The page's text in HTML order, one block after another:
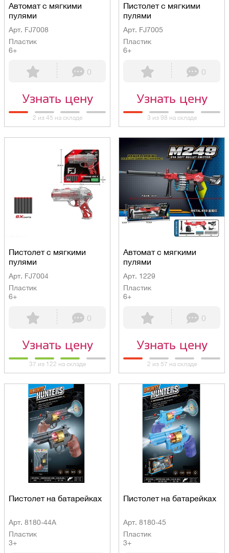
Автомат с мягкими
пулями
Арт. FJ7008
Пластик
6+
0
Узнать цену
2 из 45 на складе
Пистолет с мягкими
пулями
Арт. FJ7005
Пластик
6+
0
Узнать цену
3 из 98 на складе
Пистолет с мягкими
пулями
Арт. FJ7004
Пластик
6+
0
Узнать цену
37 из 122 на складе
Автомат с мягкими
пулями
Арт. 1229
Пластик
6+
0
Узнать цену
2 из 57 на складе
Пистолет на батарейках
Арт. 8180-44A
Пластик
3+
Пистолет на батарейках
Арт. 8180-45
Пластик
3+